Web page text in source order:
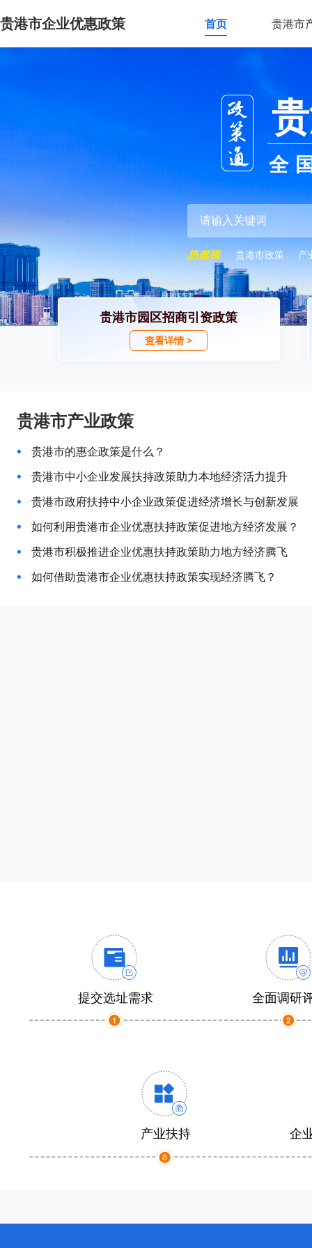
贵港市企业优惠政策 首页 贵港市
全
贵港市政策 产
贵港市园区招商引资政策
查看详情 >
贵港市产业政策
贵港市的惠企政策是什么？
贵港市中小企业发展扶持政策助力本地经济活力提升
贵港市政府扶持中小企业政策促进经济增长与创新发展
如何利用贵港市企业优惠扶持政策促进地方经济发展？
贵港市积极推进企业优惠扶持政策助力地方经济腾飞
如何借助贵港市企业优惠扶持政策实现经济腾飞？
提交选址需求 全面调研
产业扶持 企